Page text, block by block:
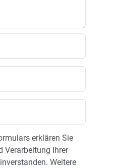
erklären Sie
Verarbeitung Ihrer
Weitere